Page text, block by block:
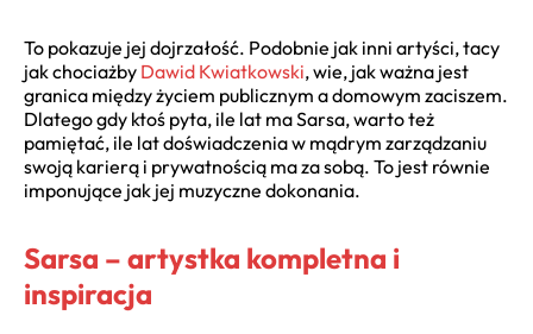
To pokazuje jej dojrzałość. Podobnie jak inni artyści, tacy
jak chociażby Dawid Kwiatkowski, wie, jak ważna jest
granica między życiem publicznym a domowym zaciszem.
Dlatego gdy ktoś pyta, ile lat ma Sarsa, warto też
pamiętać, ile lat doświadczenia w mądrym zarządzaniu
swoją karierą i prywatnością ma za sobą. To jest równie
imponujące jak jej muzyczne dokonania.
Sarsa – artystka kompletna i
inspiracja